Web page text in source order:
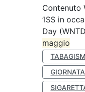
Contenuto
’ISS in
Day
maggio